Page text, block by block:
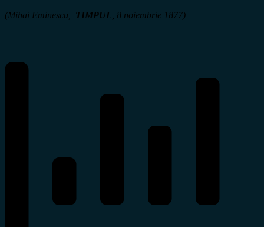
(Mihai Eminescu, TIMPUL , 8 noiembrie 1877)